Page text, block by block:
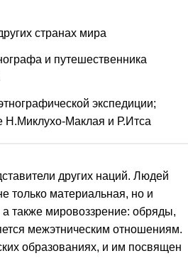
странах мира
и путешественника
экспедиции;
Н.Миклухо-Маклая и Р.Итса
других наций. Людей
только материальная, но и
также мировоззрение: обряды,
межэтническим отношениям.
образованиях, и им посвящен